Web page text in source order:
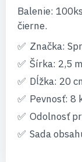
Balenie:
čierne.
Značka:
Šírka: 2,5
Dĺžka: 20
Pevnosť: 8
Odolnosť
Sada